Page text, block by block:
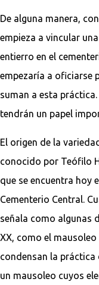
De alguna manera,
empieza a vincular
entierro en el
empezaría a oficiarse
suman a esta
tendrán un papel
El origen de la
conocido por Teófilo
que se encuentra hoy
Cementerio Central.
señala como algunas
XX, como el
condensan la práctica
un mausoleo cuyos